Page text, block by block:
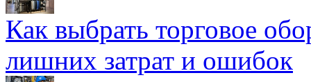
Как выбрать торговое
лишних затрат и ошибок